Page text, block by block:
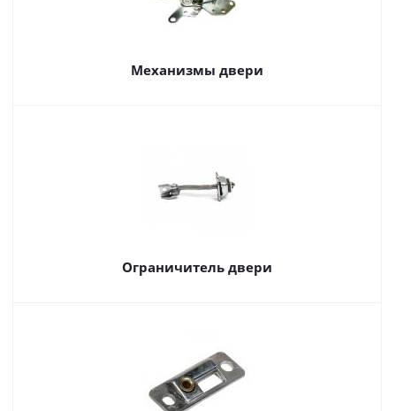
Механизмы двери
Ограничитель двери